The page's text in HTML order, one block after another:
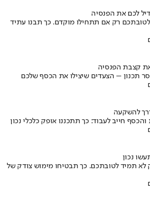
לכם את הפנסיה
רק אם תתחילו מוקדם. כך תבנו עתיד
קצבת הפנסיה
תכנון – הצעדים שיצילו את הכסף שלכם
חייב לעבוד: כך תתכננו אופק כלכלי נכון
נכון
תמיד לטובתכם. כך תבטיחו מימוש צודק של